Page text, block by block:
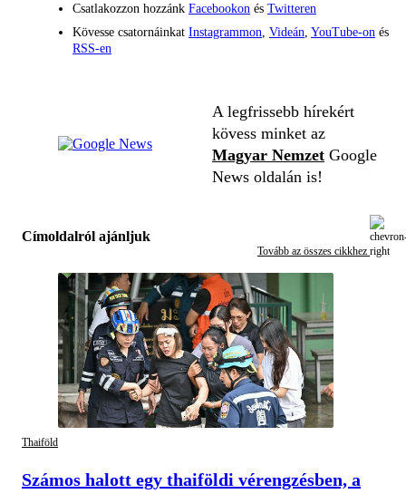
Csatlakozzon hozzánk Facebookon és Twitteren
Kövesse csatornáinkat Instagrammon Videán YouTube-on és
RSS-en
A legfrissebb hírekért
kövess minket az
Magyar Nemzet Google
News oldalán is!
Címoldalról ajánljuk
Tovább az összes cikkhez
Thaiföld
Számos halott egy thaiföldi vérengzésben, a